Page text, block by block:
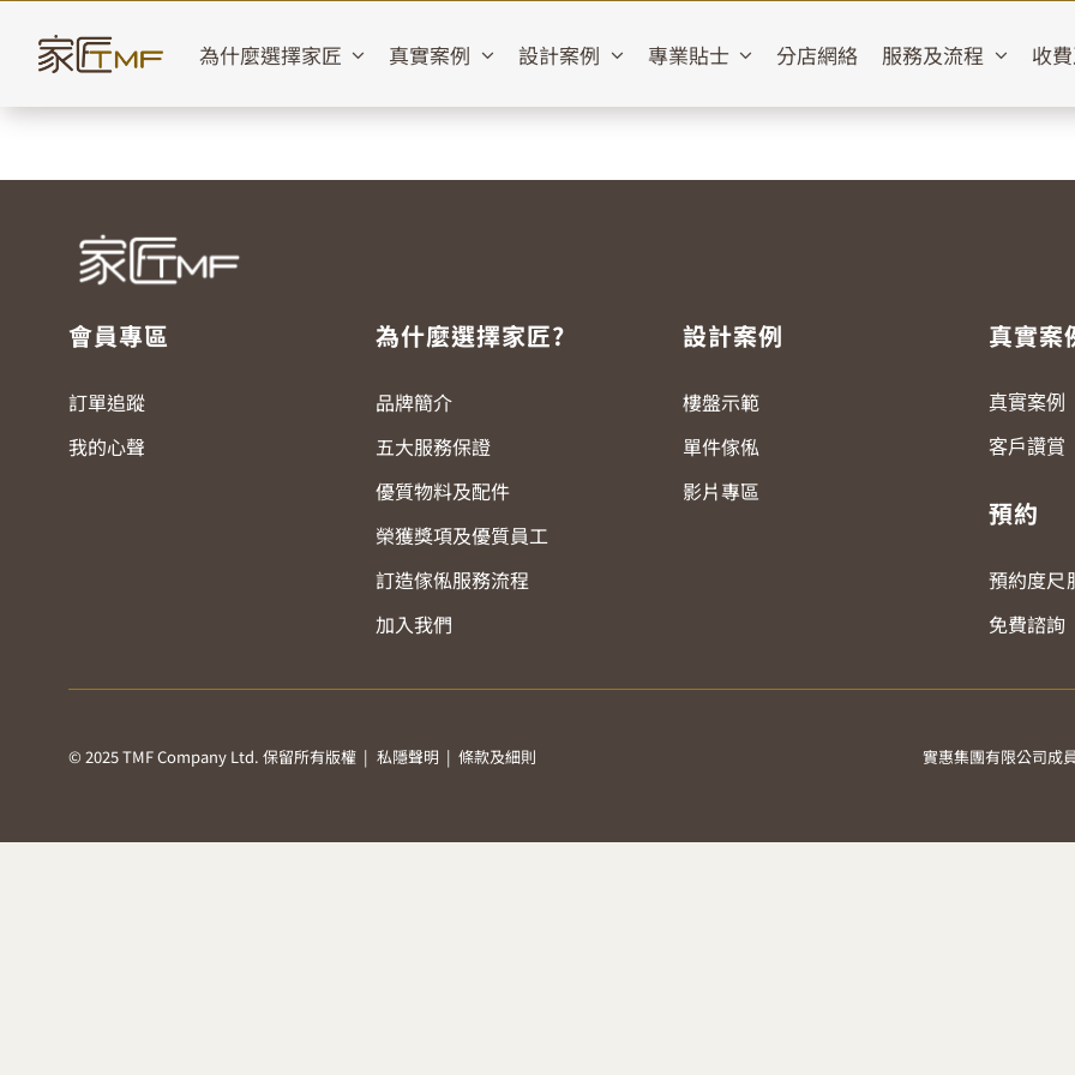
content
為什麼選擇家匠 真實案例 設計案例 專業貼士 分店網絡 服務及流程 收
會員專區
訂單追蹤
我的心聲
為什麼選擇家匠?
品牌簡介
五大服務保證
優質物料及配件
榮獲獎項及優質員工
訂造傢俬服務流程
加入我們
設計案例
樓盤示範
單件傢俬
影片專區
真實案
真實案例
客戶讚賞
預約
預約度尺
免費諮詢
© 2025 TMF Company Ltd. 保留所有版權 | 私隱聲明 | 條款及細則 實惠集團有限公司成